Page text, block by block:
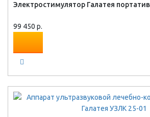
Электростимулятор Галатея
99 450 р.